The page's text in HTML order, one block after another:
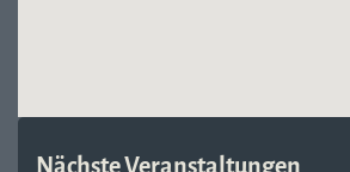
Nächste Veranstaltungen